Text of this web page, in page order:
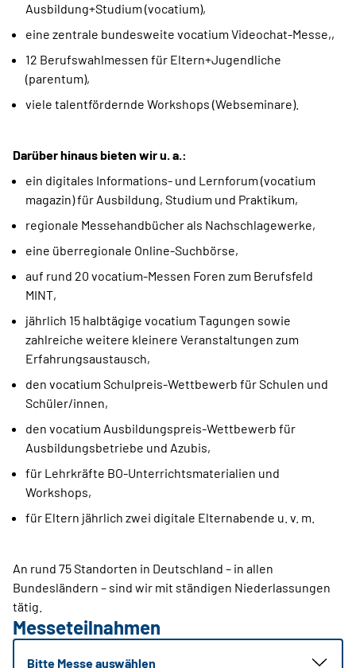
Ausbildung+Studium (vocatium),
eine zentrale bundesweite vocatium Videochat-Messe,,
12 Berufswahlmessen für Eltern+Jugendliche
(parentum),
viele talentfördernde Workshops (Webseminare).
Darüber hinaus bieten wir u. a.:
ein digitales Informations- und Lernforum (vocatium
magazin) für Ausbildung, Studium und Praktikum,
regionale Messehandbücher als Nachschlagewerke,
eine überregionale Online-Suchbörse,
auf rund 20 vocatium-Messen Foren zum Berufsfeld
MINT,
jährlich 15 halbtägige vocatium Tagungen sowie
zahlreiche weitere kleinere Veranstaltungen zum
Erfahrungsaustausch,
den vocatium Schulpreis-Wettbewerb für Schulen und
Schüler/innen,
den vocatium Ausbildungspreis-Wettbewerb für
Ausbildungsbetriebe und Azubis,
für Lehrkräfte BO-Unterrichtsmaterialien und
Workshops,
für Eltern jährlich zwei digitale Elternabende u. v. m.
An rund 75 Standorten in Deutschland – in allen
Bundesländern – sind wir mit ständigen Niederlassungen
tätig.
Messeteilnahmen
Bitte Messe auswählen